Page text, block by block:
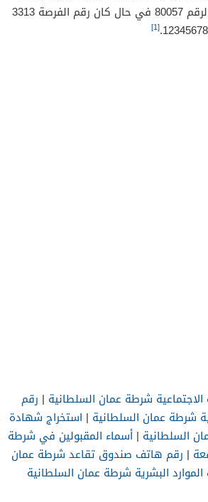
12345678 #3313 إلى الرقم 80057 في حال كان رقم الفرصة 3313
[1]
الاجتماعية شرطة عمان السلطانية | رقم
شرطة عمان السلطانية | استخراج شهادة
السلطانية | أسماء المقبولين في شرطة
| رقم هاتف صندوق تقاعد شرطة عمان
البشرية شرطة عمان السلطانية